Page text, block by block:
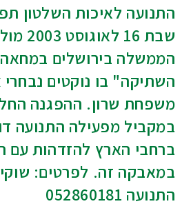
התנועה לאיכות השלטון
שבת 16
הממשלה בירושלים
השתיקה" בו נוקטים נבחרי
במקביל מפעילה התנועה
ברחבי הארץ להזדהות עם
במאבקה זה. לפרטים: שוקי
התנועה 052860181